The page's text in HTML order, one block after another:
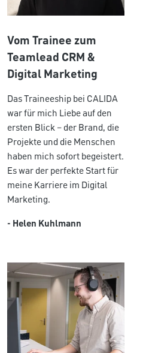
Vom Trainee zum
Teamlead CRM &
Digital Marketing
Das Traineeship bei CALIDA
war für mich Liebe auf den
ersten Blick – der Brand, die
Projekte und die Menschen
haben mich sofort begeistert.
Es war der perfekte Start für
meine Karriere im Digital
Marketing.
- Helen Kuhlmann